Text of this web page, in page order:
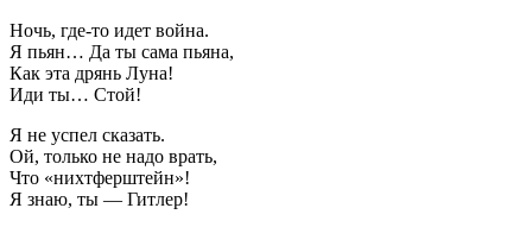
Ночь, где-то идет война.
Я пьян… Да ты сама пьяна,
Как эта дрянь Луна!
Иди ты… Стой!
Я не успел сказать.
Ой, только не надо врать,
Что «нихтферштейн»!
Я знаю, ты — Гитлер!